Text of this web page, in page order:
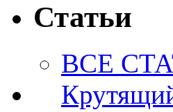
Статьи
ВСЕ